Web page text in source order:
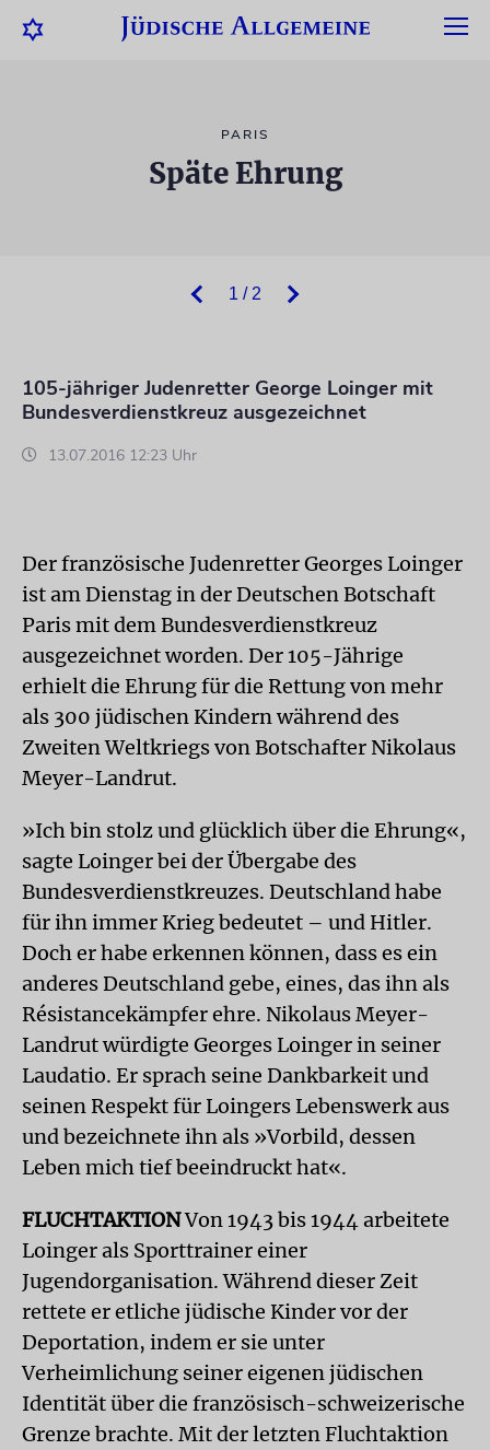
PARIS
Späte Ehrung
1 / 2
105-jähriger Judenretter George Loinger mit
Bundesverdienstkreuz ausgezeichnet
13.07.2016 12:23 Uhr
Der französische Judenretter Georges Loinger
ist am Dienstag in der Deutschen Botschaft
Paris mit dem Bundesverdienstkreuz
ausgezeichnet worden. Der 105-Jährige
erhielt die Ehrung für die Rettung von mehr
als 300 jüdischen Kindern während des
Zweiten Weltkriegs von Botschafter Nikolaus
Meyer-Landrut.
»Ich bin stolz und glücklich über die Ehrung«,
sagte Loinger bei der Übergabe des
Bundesverdienstkreuzes. Deutschland habe
für ihn immer Krieg bedeutet – und Hitler.
Doch er habe erkennen können, dass es ein
anderes Deutschland gebe, eines, das ihn als
Résistancekämpfer ehre. Nikolaus Meyer-
Landrut würdigte Georges Loinger in seiner
Laudatio. Er sprach seine Dankbarkeit und
seinen Respekt für Loingers Lebenswerk aus
und bezeichnete ihn als »Vorbild, dessen
Leben mich tief beeindruckt hat«.
FLUCHTAKTIONVon 1943 bis 1944 arbeitete
Loinger als Sporttrainer einer
Jugendorganisation. Während dieser Zeit
rettete er etliche jüdische Kinder vor der
Deportation, indem er sie unter
Verheimlichung seiner eigenen jüdischen
Identität über die französisch-schweizerische
Grenze brachte. Mit der letzten Fluchtaktion